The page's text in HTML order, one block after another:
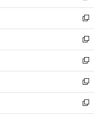
開
く
ウ
で
開
く
ン
ド
ウ
で
開
く
ウ
ィ
ン
ド
ウ
で
開
く
し
い
ウ
ィ
ン
ド
ウ
で
開
く
新
し
い
ウ
ィ
ン
ド
ウ
で
開
新
し
い
ウ
ィ
ン
ド
ウ
新
し
い
ウ
ィ
ン
新
し
い
ウ
新
し